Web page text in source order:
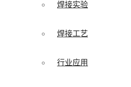
焊接实验
焊接工艺
行业应用